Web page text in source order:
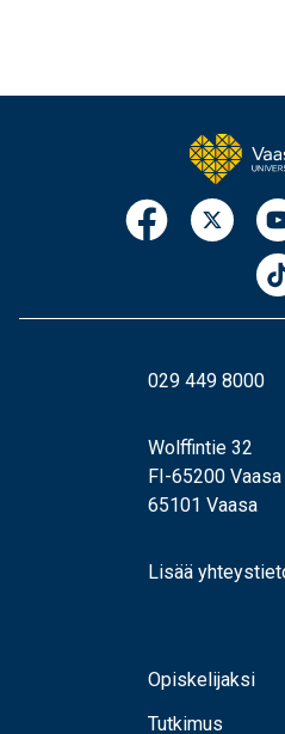
029 449 8000
Wolffintie 32
FI-65200
65101 Vaasa
Lisää
Opiskelijaksi
Tutkimus